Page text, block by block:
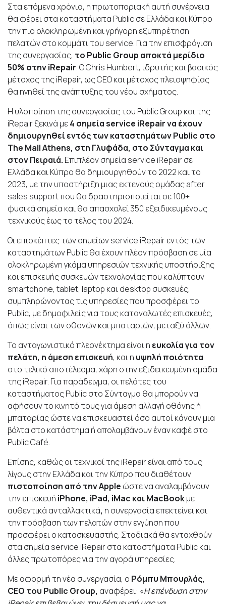
Στα επόμενα χρόνια, η πρωτοποριακή αυτή συνέργεια
θα φέρει στα καταστήματα Public σε Ελλάδα και Κύπρο
την πιο ολοκληρωμένη και γρήγορη εξυπηρέτηση
πελατών στο κομμάτι του service. Για την επισφράγιση
της συνεργασίας, το Public Group αποκτά μερίδιο
50% στηνiRepair.O Chris Humbert, ιδρυτής και βασικός
μέτοχος τηςiRepair, ωςCEOκαι μέτοχος πλειοψηφίας
θα ηγηθεί της ανάπτυξης του νέου σχήματος.
Η υλοποίηση της συνεργασίας του Public Group και της
iRepair ξεκινά με4 σημείαservice iRepair να έχουν
δημιουργηθεί εντός των καταστημάτωνPublic στο
The Mall Athens, στη Γλυφάδα, στο Σύνταγμα και
στον Πειραιά. Επιπλέον σημεία service iRepair σε
Ελλάδα και Κύπρο θα δημιουργηθούν το 2022 και το
2023, με την υποστήριξη μιας εκτενούς ομάδας after
sales support που θα δραστηριοποιείται σε 100+
φυσικά σημεία και θα απασχολεί 350 εξειδικευμένους
τεχνικούς έως το τέλος του 2024.
Οι επισκέπτες των σημείων service iRepair εντός των
καταστημάτων Public θα έχουν πλέον πρόσβαση σε μία
ολοκληρωμένη γκάμα υπηρεσιών τεχνικής υποστήριξης
και επισκευής συσκευών τεχνολογίας που καλύπτουν
smartphone, tablet, laptop και desktop συσκευές,
συμπληρώνοντας τις υπηρεσίες που προσφέρει το
Public, με δημοφιλείς για τους καταναλωτές επισκευές,
όπως είναι των οθονών και μπαταριών, μεταξύ άλλων.
Το ανταγωνιστικό πλεονέκτημα είναι η ευκολία για τον
πελάτη, η άμεση επισκευή, και η υψηλή ποιότητα
στο τελικό αποτέλεσμα, χάρη στην εξιδεικευμένη ομάδα
της iRepair. Για παράδειγμα, οι πελάτες του
καταστήματος Publicστο Σύνταγμα θα μπορούν να
αφήσουν το κινητό τους για άμεση αλλαγή οθόνης ή
μπαταρίας ώστε να επισκευαστεί όσο αυτοί κάνουν μια
βόλτα στο κατάστημα ή απολαμβάνουν έναν καφέ στο
Public Café.
Επίσης, καθώς οιτεχνικοί της iRepairείναι από τους
λίγους στην Ελλάδα και την Κύπρο που διαθέτουν
πιστοποίηση από τηνApple ώστε να αναλαμβάνουν
την επισκευή iPhone, iPad, iMac και MacBookμε
αυθεντικά ανταλλακτικά, η συνεργασία επεκτείνει και
την πρόσβαση των πελατών στηνεγγύηση που
προσφέρει ο κατασκευαστής. Σταδιακά θα ενταχθούν
στα σημεία service iRepair στα καταστήματα Publicκαι
άλλες πρωτοπόρες για την αγορά υπηρεσίες.
Με αφορμή τη νέα συνεργασία, ο Ρόμπυ Μπουρλάς,
CEO του Public Group, αναφέρει: «Η επένδυση στην